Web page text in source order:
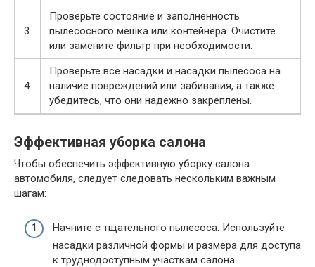
3.
Проверьте состояние и заполненность
пылесосного мешка или контейнера. Очистите
или замените фильтр при необходимости.
4.
Проверьте все насадки и насадки пылесоса на
наличие повреждений или забивания, а также
убедитесь, что они надежно закреплены.
Эффективная уборка салона
Чтобы обеспечить эффективную уборку салона
автомобиля, следует следовать нескольким важным
шагам:
Начните с тщательного пылесоса. Используйте
насадки различной формы и размера для доступа
к труднодоступным участкам салона.